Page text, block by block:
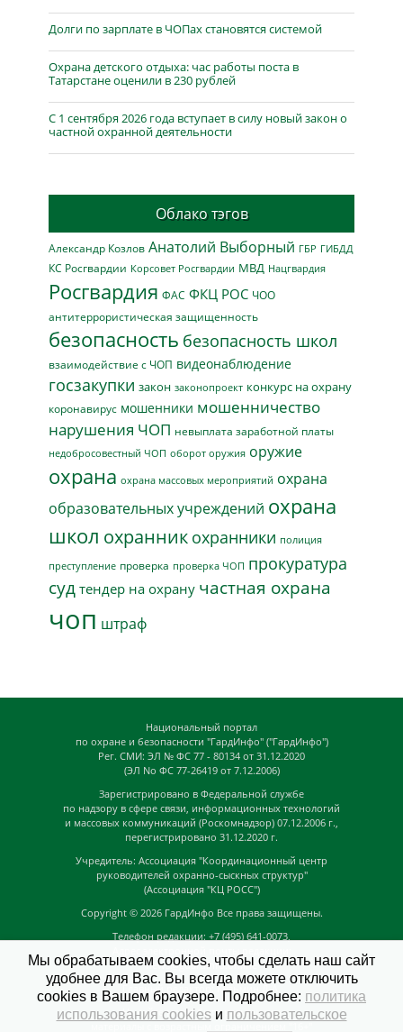
Долги по зарплате в ЧОПах становятся системой
Охрана детского отдыха: час работы поста в
Татарстане оценили в 230 рублей
С 1 сентября 2026 года вступает в силу новый закон о
частной охранной деятельности
Облако тэгов
Александр Козлов Анатолий Выборный ГБР ГИБДД
КС Росгвардии Корсовет Росгвардии МВД Нацгвардия
Росгвардия ФАС ФКЦ РОС ЧОО
антитеррористическая защищенность
безопасность безопасность школ
взаимодействие с ЧОП видеонаблюдение
госзакупки закон законопроект конкурс на охрану
коронавирус мошенники мошенничество
нарушения ЧОП невыплата заработной платы
недобросовестный ЧОП оборот оружия оружие
охрана охрана массовых мероприятий охрана
образовательных учреждений охрана
школ охранник охранники полиция
преступление проверка проверка ЧОП прокуратура
суд тендер на охрану частная охрана
чоп штраф
Национальный портал
по охране и безопасности "ГардИнфо" ("ГардИнфо")
Рег. СМИ: ЭЛ № ФС 77 - 80134 от 31.12.2020
(ЭЛ No ФС 77-26419 от 7.12.2006)
Зарегистрировано в Федеральной службе
по надзору в сфере связи, информационных технологий
и массовых коммуникаций (Роскомнадзор) 07.12.2006 г.,
перегистрировано 31.12.2020 г.
Учредитель: Ассоциация "Координационный центр
руководителей охранно-сыскных структур"
(Ассоциация "КЦ РОСС")
Copyright © 2026 ГардИнфо Все права защищены.
Телефон редакции: +7 (495) 641-0073,
news@guardinfo.online
Главный редактор: Кузьмин Д.А.
На сайте могут быть размещены
Мы обрабатываем cookies, чтобы сделать наш сайт
удобнее для Вас. Вы всегда можете отключить
cookies в Вашем браузере. Подробнее: политика
использования cookiesи пользовательское